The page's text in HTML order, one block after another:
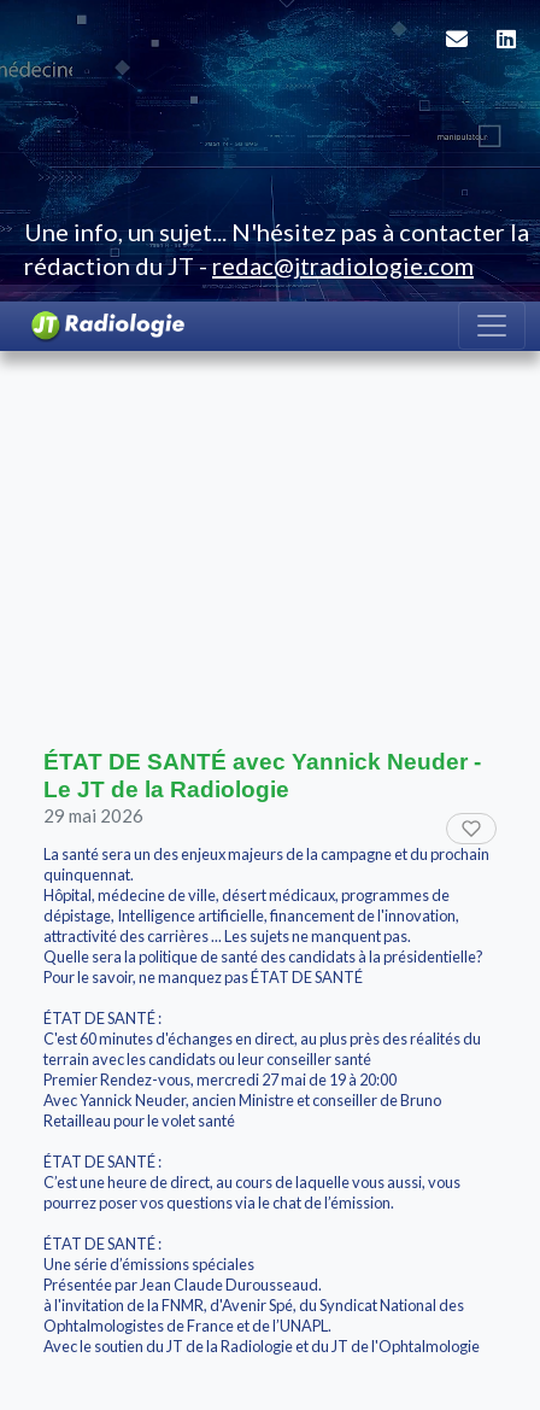
Une info, un sujet... N'hésitez pas à contacter la
rédaction du JT -redac@jtradiologie.com
ÉTAT DE SANTÉ avec Yannick Neuder -
Le JT de la Radiologie
29 mai 2026
La santé sera un des enjeux majeurs de la campagne et du prochain
quinquennat.
Hôpital, médecine de ville, désert médicaux, programmes de
dépistage, Intelligence artificielle, financement de l'innovation,
attractivité des carrières ... Les sujets ne manquent pas.
Quelle sera la politique de santé des candidats à la présidentielle?
Pour le savoir, ne manquez pas ÉTAT DE SANTÉ
ÉTAT DE SANTÉ :
C'est 60 minutes d'échanges en direct, au plus près des réalités du
terrain avec les candidats ou leur conseiller santé
Premier Rendez-vous, mercredi 27 mai de 19 à 20:00
Avec Yannick Neuder, ancien Ministre et conseiller de Bruno
Retailleau pour le volet santé
ÉTAT DE SANTÉ :
C’est une heure de direct, au cours de laquelle vous aussi, vous
pourrez poser vos questions via le chat de l’émission.
ÉTAT DE SANTÉ :
Une série d’émissions spéciales
Présentée par Jean Claude Durousseaud.
à l'invitation de la FNMR, d'Avenir Spé, du Syndicat National des
Ophtalmologistes de France et de l’UNAPL.
Avec le soutien du JT de la Radiologie et du JT de l'Ophtalmologie